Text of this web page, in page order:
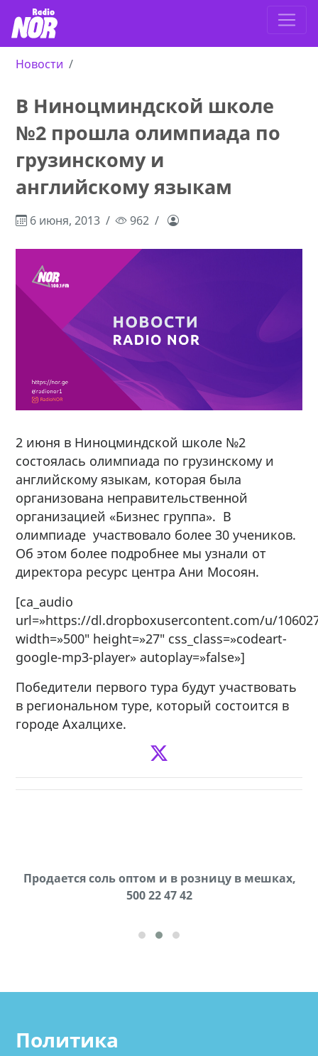
Новости
В Ниноцминдской школе
№2 прошла олимпиада по
грузинскому и
английскому языкам
6 июня, 2013 962
2 июня в Ниноцминдской школе №2
состоялась олимпиада по грузинскому и
английскому языкам, которая была
организована неправительственной
организацией «Бизнес группа». В
олимпиаде участвовало более 30 учеников.
Об этом более подробнее мы узнали от
директора ресурс центра Ани Мосоян.
[ca_audio
url=»https://dl.dropboxusercontent.com/u/
width=»500″ height=»27″ css_class=»codeart-
google-mp3-player» autoplay=»false»]
Победители первого тура будут участвовать
в региональном туре, который состоится в
городе Ахалцихе.
Продается соль оптом и в розницу в мешках,
500 22 47 42
В городе Ниноцминда около фастфуда Hask
cдается в аренду дом, 571 30 57 57Whatsap/Viber
Политика